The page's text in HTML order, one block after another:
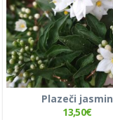
Plazeči jasmin
13,50€